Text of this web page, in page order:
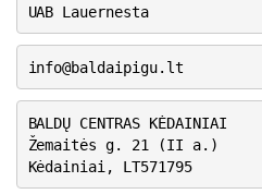
UAB Lauernesta
info@baldaipigu.lt
BALDŲ CENTRAS KĖDAINIAI
Žemaitės g. 21 (II a.)
Kėdainiai, LT571795